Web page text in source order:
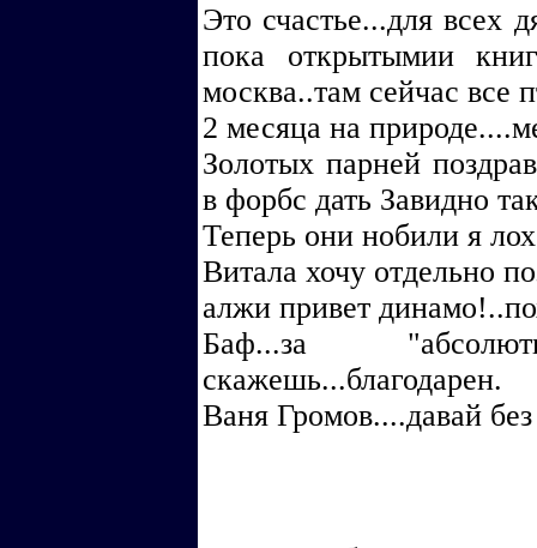
Это счастье...для всех
пока открытымии
москва..там сейчас все
2 месяца на
Золотых парней
в форбс дать Завидно
Теперь они нобили я
Витала хочу отдельно
алжи привет
Баф...за
скажешь...благодарен.
Ваня Громов....давай